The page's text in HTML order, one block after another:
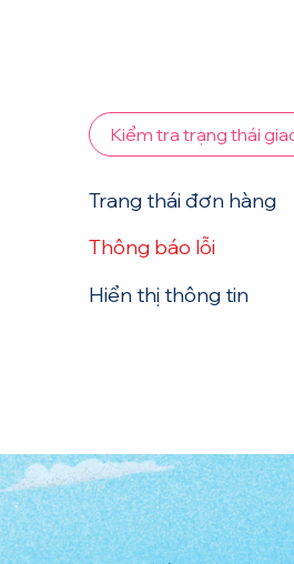
Kiểm tra trạng thái
Trang thái đơn hàng
Thông báo lỗi
Hiển thị thông tin